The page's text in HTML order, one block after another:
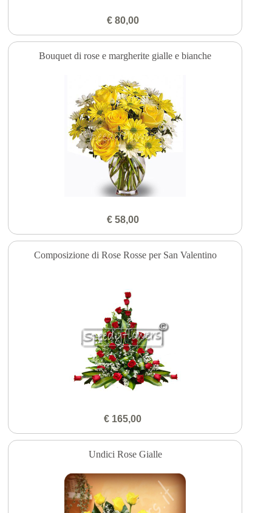
€ 80,00
Bouquet di rose e margherite gialle e bianche
€ 58,00
Composizione di Rose Rosse per San Valentino
€ 165,00
Undici Rose Gialle